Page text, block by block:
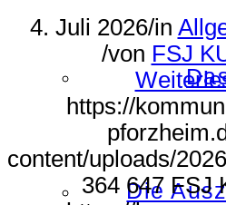
Die
4. Juli 2026/in
/von FSJ
https://
content/uploads/
364 647 FSJ